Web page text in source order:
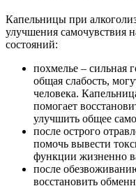
Капельницы при
улучшения самочувствия
состояний:
похмелье – сильная
общая слабость,
человека.
помогает
улучшить общее
после острого
помочь вывести
функции жизненно
после
восстановить